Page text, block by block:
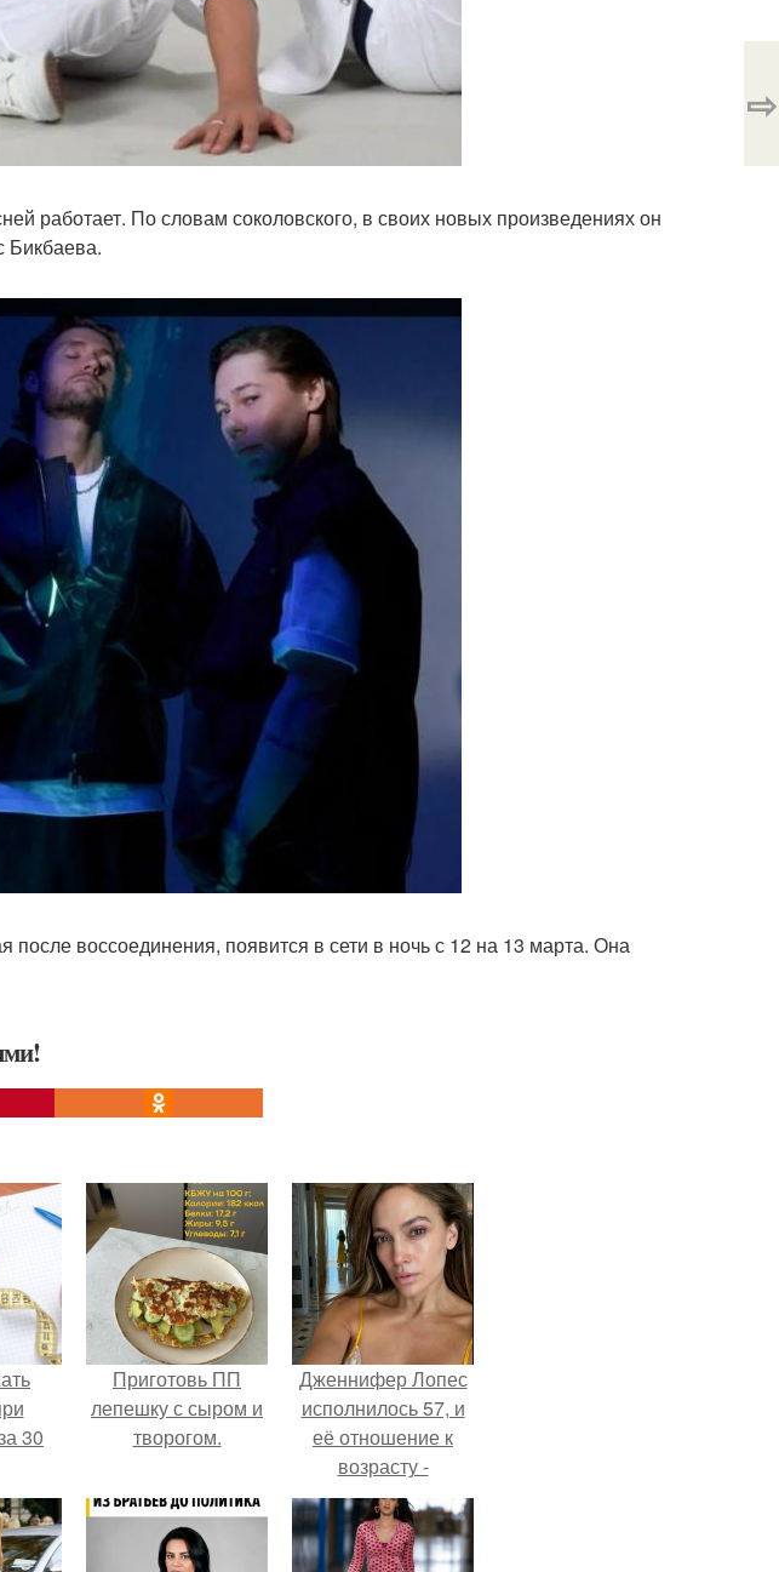
работает. По словам соколовского, в своих новых произведениях он
Бикбаева.
воссоединения, появится в сети в ночь с 12 на 13 марта. Она
⇨
30
Приготовь ПП
лепешку с сыром и
творогом.
Дженнифер Лопес
исполнилось 57, и
её отношение к
возрасту -
настоящий
манифест
уверенности: "не